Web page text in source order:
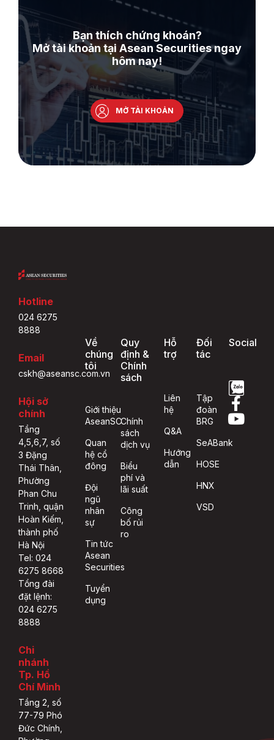
Bạn thích chứng khoán?
Mở tài khoản tại Asean Securities ngay
hôm nay!
MỞ TÀI KHOẢN
Hotline
024 6275
8888
Email
cskh@aseansc.com.vn
Hội sở
chính
Tầng
4,5,6,7, số
3 Đặng
Thái Thân,
Phường
Phan Chu
Trinh, quận
Hoàn Kiếm,
thành phố
Hà Nội
Tel: 024
6275 8668
Tổng đài
đặt lệnh:
024 6275
8888
Chi
nhánh
Tp. Hồ
Chí Minh
Tầng 2, số
77-79 Phó
Đức Chính,
Về
chúng
tôi
Giới thiệu
AseanSC
Quan
hệ cổ
đông
Đội
ngũ
nhân
sự
Tin tức
Asean
Securities
Tuyển
dụng
Quy
định &
Chính
sách
Chính
sách
dịch vụ
Biểu
phí và
lãi suất
Công
bố rủi
ro
Hỗ
trợ
Liên
hệ
Q&A
Hướng
dẫn
Đối
tác
Tập
đoàn
BRG
SeABank
HOSE
HNX
VSD
Social